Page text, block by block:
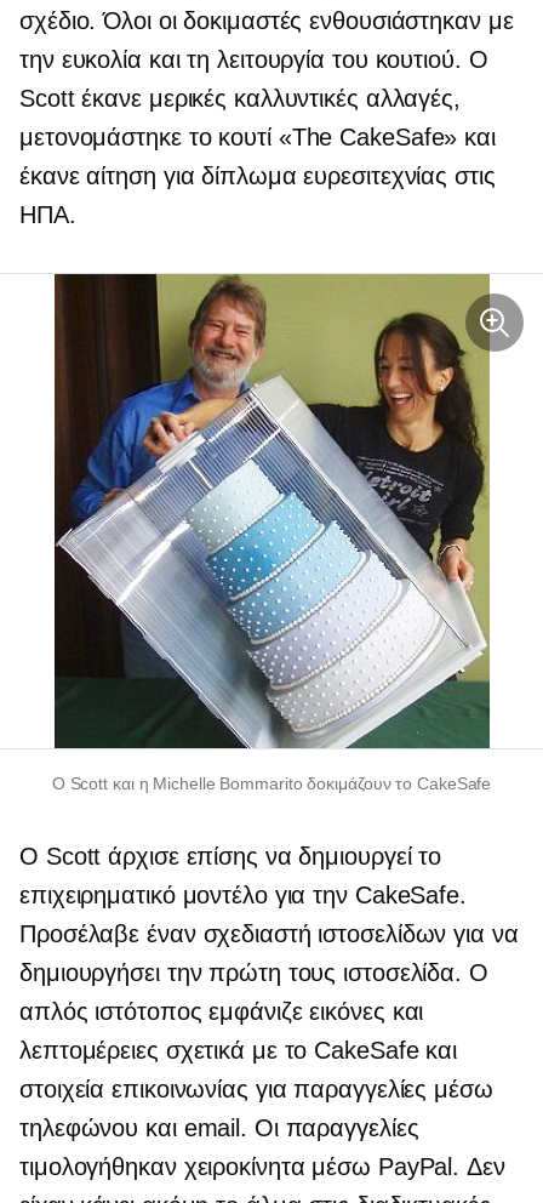
σχέδιο. Όλοι οι δοκιμαστές ενθουσιάστηκαν με
την ευκολία και τη λειτουργία του κουτιού. Ο
Scott έκανε μερικές καλλυντικές αλλαγές,
μετονομάστηκετο κουτί «The CakeSafe» και
έκανε αίτηση για δίπλωμα ευρεσιτεχνίας στις
ΗΠΑ.
Ο Scott και η Michelle Bommarito δοκιμάζουν το CakeSafe
Ο Scott άρχισε επίσης να δημιουργεί το
επιχειρηματικό μοντέλο για την CakeSafe.
Προσέλαβε έναν σχεδιαστή ιστοσελίδων για να
δημιουργήσει την πρώτη τους ιστοσελίδα. Ο
απλός ιστότοπος εμφάνιζε εικόνες και
λεπτομέρειες σχετικά με το CakeSafe και
στοιχεία επικοινωνίας για παραγγελίες μέσω
τηλεφώνου και email. Οι παραγγελίες
τιμολογήθηκαν χειροκίνητα μέσω PayPal. Δεν